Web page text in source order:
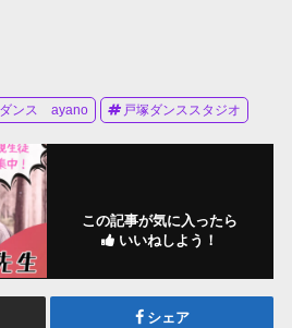
ンス ayano 戸塚ダンススタジオ
この記事が気に入ったら
いいねしよう！
シェア